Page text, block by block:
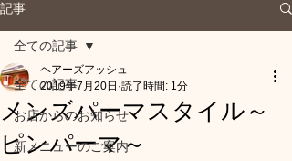
記事
全ての記事
お店からのお知らせ
新メニューのご案内
全ての記事
メンズパーマスタイル～
ピンパーマ～
ヘアーズアッシュ
2019年7月20日 読了時間: 1分